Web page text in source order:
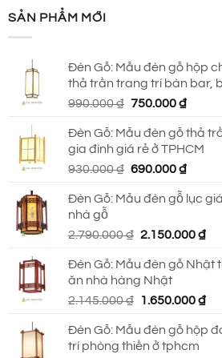
SẢN PHẨM MỚI
Đèn Gỗ: Mẫu đèn gỗ hộp
thả trần trang trí bàn bar,
990.000₫ Giá
là:
990.000 ₫.
750.000₫Giá
tại
là:
Đèn Gỗ: Mẫu đèn gỗ thả
gia đình giá rẻ ở TPHCM
930.000₫ Giá
là:
690.000₫Giá
tại
Đèn Gỗ: Mẫu đèn gỗ lục
nhà gỗ
2.790.000₫ Giá
là:
2.790.000 ₫.
2.150.000₫Giá
tại
Đèn Gỗ: Mẫu đèn gỗ Nhật
ăn nhà hàng Nhật
2.145.000₫
Giá
là:
2.145.000 ₫.
1.650.000₫Giá
tại
Đèn Gỗ: Mẫu đèn gỗ hộp
trí phòng thiền ở tphcm